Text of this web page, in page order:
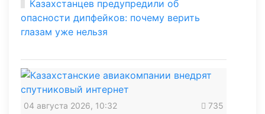
Казахстанцев предупредили об
опасности дипфейков: почему верить
глазам уже нельзя
04 августа 2026, 10:32 735